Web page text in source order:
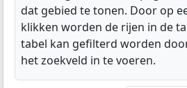
dat gebied te tonen. Door op
klikken worden de rijen in de
tabel kan gefilterd worden
het zoekveld in te voeren.